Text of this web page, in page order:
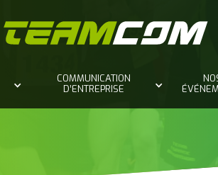
COMMUNICATION
D’ENTREPRISE